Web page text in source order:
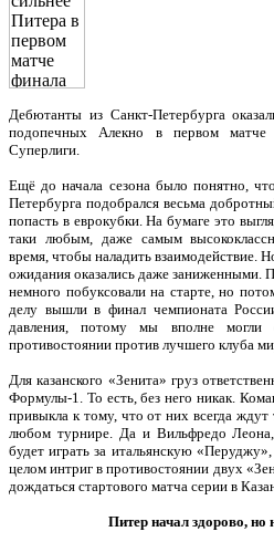
Дебютанты из Санкт-Петербурга
подопечных Алекно в первом матче
Суперлиги.
Ещё до начала сезона было понятно,
Петербурга подобрался весьма
попасть в еврокубки. На бумаге это
таки любым, даже самым
время, чтобы наладить взаимодействие.
ожидания оказались даже заниженными.
немного побуксовали на старте, но
делу вышли в финал чемпионата
давления, потому мы вполне
противостоянии против лучшего клуба
Для казанского «Зенита» груз
Формулы-1. То есть, без него никак.
привыкла к тому, что от них всегда
любом турнире. Да и Вильфредо
будет играть за итальянскую
целом интриг в противостоянии двух
дождаться стартового матча серии в
Питер начал здорово, но